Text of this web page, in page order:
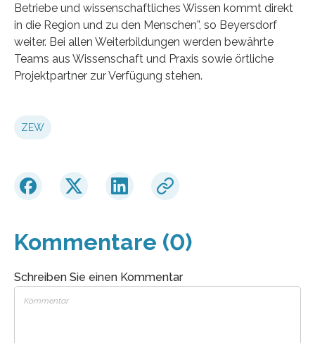
Betriebe und wissenschaftliches Wissen kommt direkt
in die Region und zu den Menschen”, so Beyersdorf
weiter. Bei allen Weiterbildungen werden bewährte
Teams aus Wissenschaft und Praxis sowie örtliche
Projektpartner zur Verfügung stehen.
ZEW
Kommentare (0)
Schreiben Sie einen Kommentar